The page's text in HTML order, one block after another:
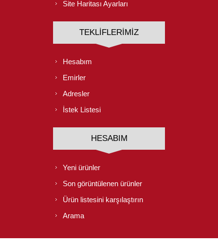
Site Haritası Ayarları
TEKLIFLERIMIZ
Hesabım
Emirler
Adresler
İstek Listesi
HESABIM
Yeni ürünler
Son görüntülenen ürünler
Ürün listesini karşılaştırın
Arama